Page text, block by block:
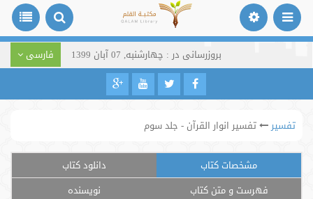
بروزرسانی در : چهارشنبه, 07 آبان 1399 فارسی
تفسیر تفسیر انوار القرآن - جلد سوم
مشخصات کتاب
دانلود کتاب
فهرست و متن کتاب
نویسنده